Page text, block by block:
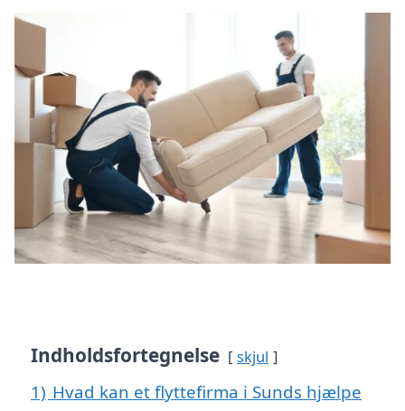
Indholdsfortegnelse skjul
1) Hvad kan et flyttefirma i Sunds hjælpe